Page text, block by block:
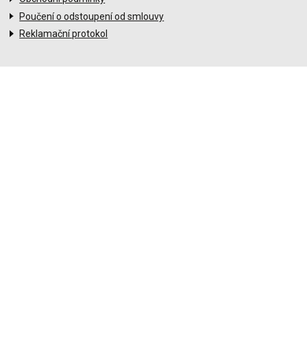
Poučení o odstoupení od smlouvy
Reklamační protokol